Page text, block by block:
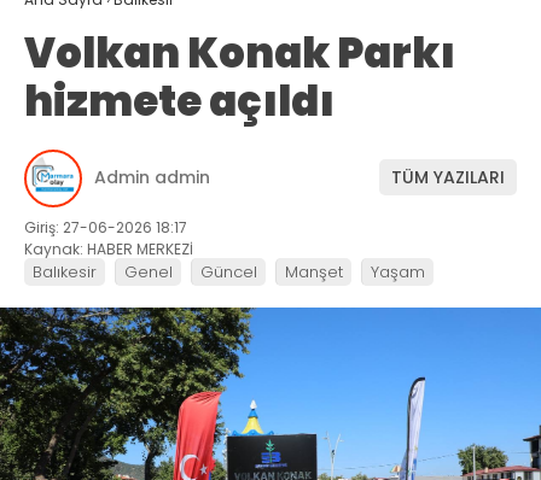
Volkan Konak Parkı
hizmete açıldı
Admin admin TÜM YAZILARI
Giriş: 27-06-2026 18:17
Kaynak: HABER MERKEZİ
Balıkesir Genel Güncel Manşet Yaşam